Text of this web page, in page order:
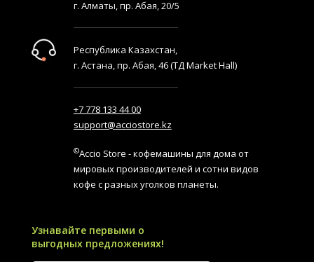
г. Алматы, пр. Абая, 20/5
Республика Казахстан,
г. Астана, пр. Абая, 46 (ТД Market Hall)
+7 778 133 44 00
support@acciostore.kz
©Accio Store - кофемашины для дома от
мировых производителей и сотни видов
кофе с разных уголков планеты.
Узнавайте первыми о
выгодных предложениях!